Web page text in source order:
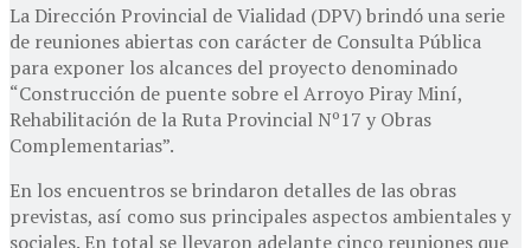
La Dirección Provincial de Vialidad (DPV) brindó una serie
de reuniones abiertas con carácter de Consulta Pública
para exponer los alcances del proyecto denominado
“Construcción de puente sobre el Arroyo Piray Miní,
Rehabilitación de la Ruta Provincial Nº17 y Obras
Complementarias”.
En los encuentros se brindaron detalles de las obras
previstas, así como sus principales aspectos ambientales y
sociales. En total se llevaron adelante cinco reuniones que